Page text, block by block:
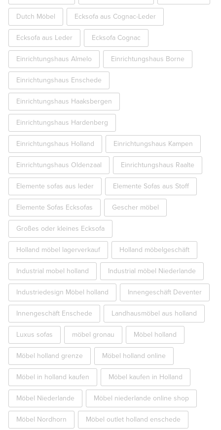
Dutch Möbel Ecksofa aus Cognac-Leder
Ecksofa aus Leder Ecksofa Cognac
Einrichtungshaus Almelo Einrichtungshaus Borne
Einrichtungshaus Enschede
Einrichtungshaus Haaksbergen
Einrichtungshaus Hardenberg
Einrichtungshaus Holland Einrichtungshaus Kampen
Einrichtungshaus Oldenzaal Einrichtungshaus Raalte
Elemente sofas aus leder Elemente Sofas aus Stoff
Elemente Sofas Ecksofas Gescher möbel
Großes oder kleines Ecksofa
Holland möbel lagerverkauf Holland möbelgeschäft
Industrial mobel holland Industrial möbel Niederlande
Industriedesign Möbel holland Innengeschäft Deventer
Innengeschäft Enschede Landhausmöbel aus holland
Luxus sofas möbel gronau Möbel holland
Möbel holland grenze Möbel holland online
Möbel in holland kaufen Möbel kaufen in Holland
Möbel Niederlande Möbel niederlande online shop
Möbel Nordhorn Möbel outlet holland enschede